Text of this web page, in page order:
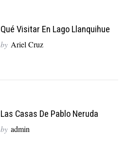
Qué Visitar En Lago Llanquihue
by Ariel Cruz
Las Casas De Pablo Neruda
by admin